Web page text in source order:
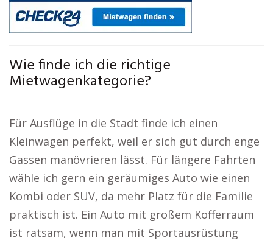
Wie finde ich die richtige
Mietwagenkategorie?
Für Ausflüge in die Stadt finde ich einen
Kleinwagen perfekt, weil er sich gut durch enge
Gassen manövrieren lässt. Für längere Fahrten
wähle ich gern ein geräumiges Auto wie einen
Kombi oder SUV, da mehr Platz für die Familie
praktisch ist. Ein Auto mit großem Kofferraum
ist ratsam, wenn man mit Sportausrüstung